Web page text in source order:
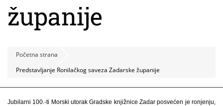
županije
Početna strana
Predstavljanje Ronilačkog saveza Zadarske županije
Jubilarni 100.-ti Morski utorak Gradske knjižnice Zadar posvećen je ronjenju,